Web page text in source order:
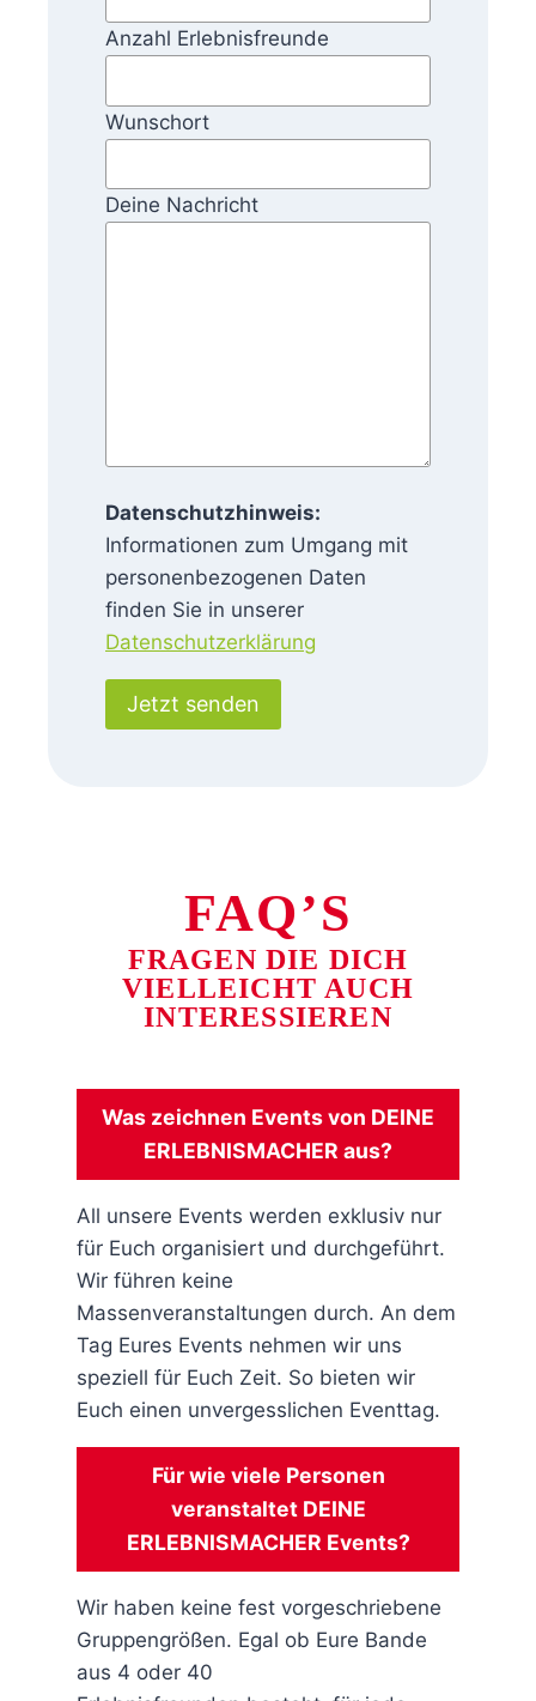
Anzahl Erlebnisfreunde
Wunschort
Deine Nachricht
Datenschutzhinweis:
Informationen zum Umgang mit
personenbezogenen Daten
finden Sie in unserer
Datenschutzerklärung
Jetzt senden
FAQ’S
FRAGEN DIE DICH
VIELLEICHT AUCH
INTERESSIEREN
Was zeichnen Events von DEINE
ERLEBNISMACHER aus?
All unsere Events werden exklusiv nur
für Euch organisiert und durchgeführt.
Wir führen keine
Massenveranstaltungen durch. An dem
Tag Eures Events nehmen wir uns
speziell für Euch Zeit. So bieten wir
Euch einen unvergesslichen Eventtag.
Für wie viele Personen
veranstaltet DEINE
ERLEBNISMACHER Events?
Wir haben keine fest vorgeschriebene
Gruppengrößen. Egal ob Eure Bande
aus 4 oder 40